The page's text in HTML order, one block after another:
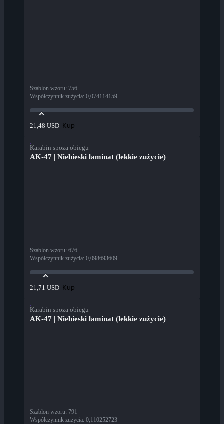
Szablon wzoru: 756
Współczynnik zużycia: 0,074114159
21,48 USD Kup
Karabin spoza obiegu
AK-47 | Niebieski laminat (lekkie zużycie)
Szablon wzoru: 676
Współczynnik zużycia: 0,098693609
21,71 USD Kup
Karabin spoza obiegu
AK-47 | Niebieski laminat (lekkie zużycie)
Szablon wzoru: 791
Współczynnik zużycia: 0,110252723